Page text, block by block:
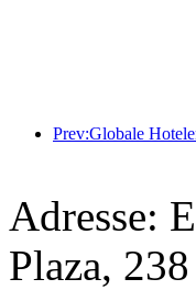
Adresse:
Plaza,